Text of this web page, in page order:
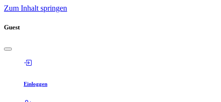
Zum Inhalt springen
Guest
Einloggen